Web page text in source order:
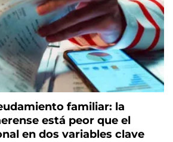
familiar: la
está peor que el
en dos variables clave